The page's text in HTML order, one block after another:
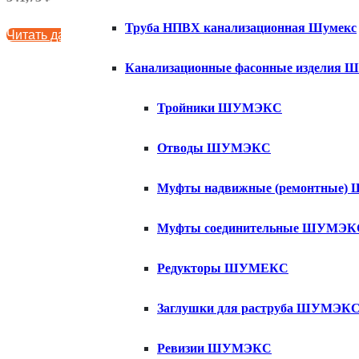
Труба НПВХ канализационная Шумекс
Канализационные фасонные
Тройники ШУМЭКС
Отводы ШУМЭКС
Муфты надвижные
Муфты соединительные
Редукторы ШУМЕКС
Заглушки для раструба ШУМЭКС
Ревизии ШУМЭКС
Читать далее